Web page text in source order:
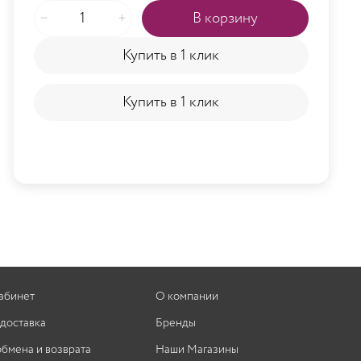
В корзину
Купить в 1 клик
Купить в 1 клик
и возврата
О компании
Бренды
Наши Магазины